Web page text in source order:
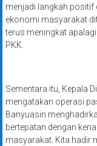
menjadi langkah
ekonomi masyarakat
terus meningkat
PKK.
Sementara itu, Kepala
mengatakan operasi
Banyuasin
bertepatan dengan
masyarakat. Kita hadir